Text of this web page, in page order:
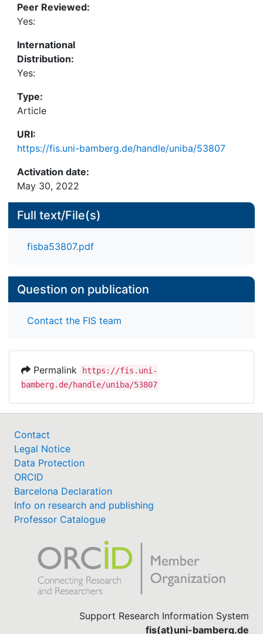
Peer Reviewed:
Yes:
International
Distribution:
Yes:
Type:
Article
URI:
https://fis.uni-bamberg.de/handle/uniba/53807
Activation date:
May 30, 2022
Full text/File(s)
fisba53807.pdf
Question on publication
Contact the FIS team
Permalink
https://fis.uni-
bamberg.de/handle/uniba/53807
Contact
Legal Notice
Data Protection
ORCID
Barcelona Declaration
Info on research and publishing
Professor Catalogue
Support Research Information System
fis(at)uni-bamberg.de